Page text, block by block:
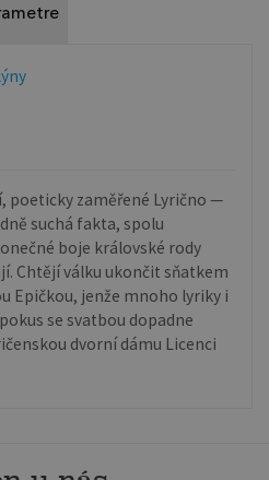
poeticky zaměřené Lyrično —
suchá fakta, spolu
boje královské rody
Chtějí válku ukončit sňatkem
Epičkou, jenže mnoho lyriky i
se svatbou dopadne
dvorní dámu Licenci